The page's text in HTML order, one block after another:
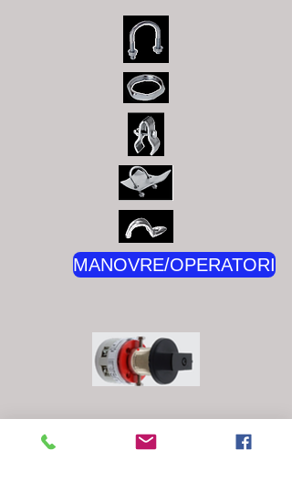
MANOVRE/OPERATORI
CONNETTORI MULTIPIN